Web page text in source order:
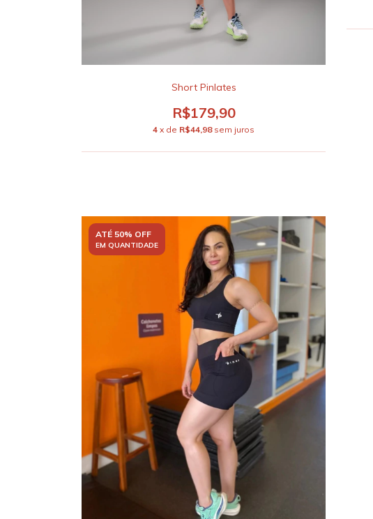
Short Pinlates
R$179,90
4 x de R$44,98 sem juros
ATÉ 50% OFF
EM QUANTIDADE